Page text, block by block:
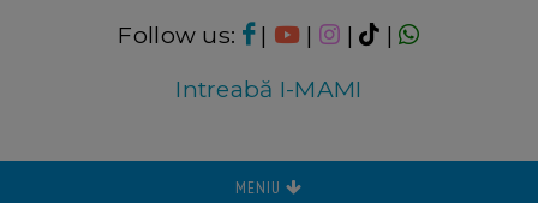
Follow us: | | |
|
Intreabă I-MAMI
MENIU